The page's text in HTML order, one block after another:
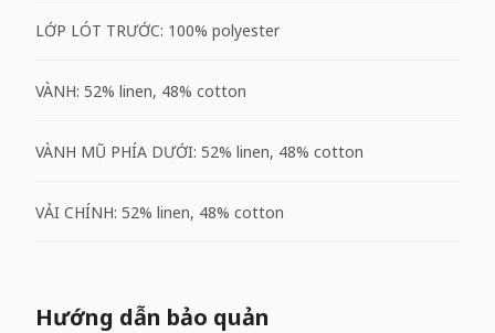
LỚP LÓT TRƯỚC: 100% polyester
VÀNH: 52% linen, 48% cotton
VÀNH MŨ PHÍA DƯỚI: 52% linen, 48% cotton
VẢI CHÍNH: 52% linen, 48% cotton
Hướng dẫn bảo quản